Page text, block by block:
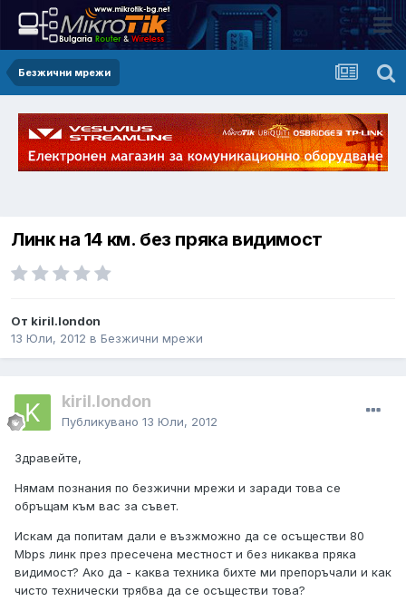
Безжични мрежи
Линк на 14 км. без пряка видимост
От kiril.london
13 Юли, 2012 в Безжични мрежи
kiril.london
Публикувано 13 Юли, 2012
Здравейте,
Нямам познания по безжични мрежи и заради това се
обръщам към вас за съвет.
Искам да попитам дали е възжможно да се осъществи 80
Mbps линк през пресечена местност и без никаква пряка
видимост? Ако да - каква техника бихте ми препоръчали и как
чисто технически трябва да се осъществи това?